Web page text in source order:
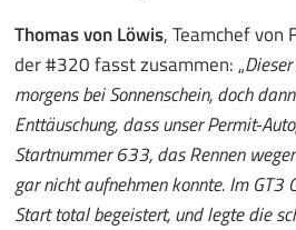
Thomas von Löwis, Teamchef von
der #320 fasst zusammen: „
morgens bei Sonnenschein, doch
Enttäuschung, dass unser Permit-
Startnummer 633, das Rennen
gar nicht aufnehmen konnte.Im GT3
Start total begeistert, und legte die